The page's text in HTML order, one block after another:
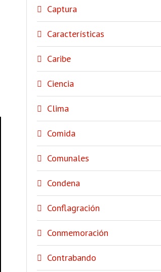
Captura
Características
Caribe
Ciencia
Clima
Comida
Comunales
Condena
Conflagración
Conmemoración
Contrabando